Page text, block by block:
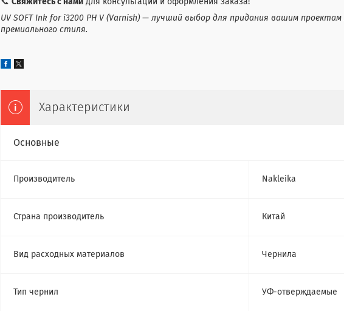
📞 Свяжитесь с нами для консультации и оформления заказа!
UV SOFT Ink for i3200 PH V (Varnish) — лучший выбор для придания вашим
премиального стиля.
Характеристики
Основные
Производитель Nakleika
Страна производитель Китай
Вид расходных материалов Чернила
Тип чернил УФ-отверждаемые